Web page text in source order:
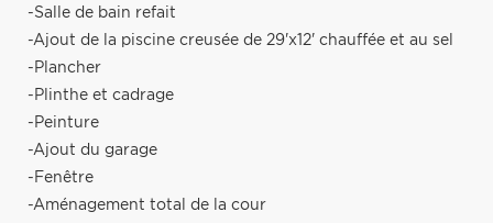
-Salle de bain refait
-Ajout de la piscine creusée de 29'x12' chauffée et au sel
-Plancher
-Plinthe et cadrage
-Peinture
-Ajout du garage
-Fenêtre
-Aménagement total de la cour